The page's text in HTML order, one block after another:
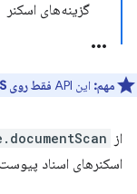
گزینه‌های اسکنر
مهم: این API فقط روی ChromeOS
از API
اسکنرهای اسناد